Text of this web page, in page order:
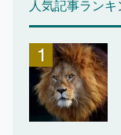
人気記事ランキ